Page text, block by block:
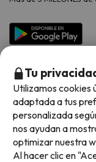
Viajes para grupos
Hoteles Salou
Chollos con Todo
Chollos en la playa
Hoteles con
Selección de la
Los favoritos de
Vacaciones en
Vacaciones en
Preguntas
Métodos de pago
Tu
Utilizamos cookies
adaptada a tus
personalizada
nos ayudan a
optimizar nuestra
Al hacer clic en